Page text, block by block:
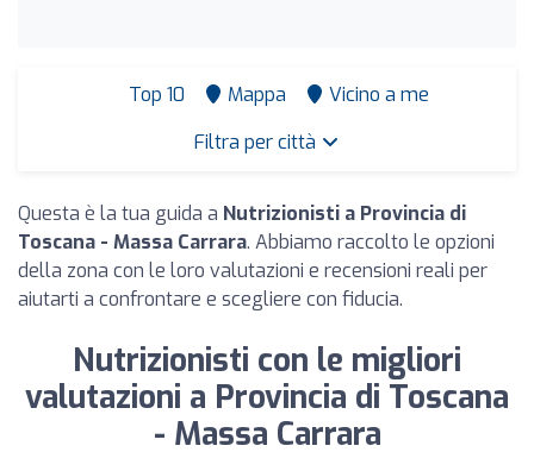
Top 10 Mappa
Vicino a me
Filtra per città
Questa è la tua guida a Nutrizionisti a Provincia di
Toscana - Massa Carrara. Abbiamo raccolto le opzioni
della zona con le loro valutazioni e recensioni reali per
aiutarti a confrontare e scegliere con fiducia.
Nutrizionisti con le migliori
valutazioni a Provincia di Toscana
- Massa Carrara